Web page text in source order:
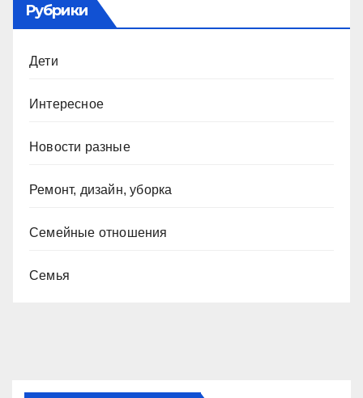
Рубрики
Дети
Интересное
Новости разные
Ремонт, дизайн, уборка
Семейные отношения
Семья